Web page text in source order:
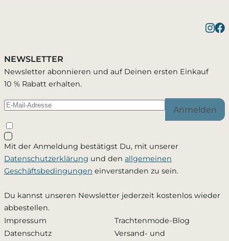
Warenkorb ansehen
Du wirst per E-Mail benachrichtigt, sobald der
Artikel wieder verfügbar ist.
Ja, ich möchte - jederzeit widerruflich - per Mail
informiert werden, sobald dieses Produkt wieder
verfügbar ist. Meine Mailadresse wird ausschließlich
weitergegeben. DieDatenschutzerklärunghabe ich
zur Kenntnis genommen.
NEWSLETTER
Newsletter abonnieren und auf Deinen ersten Einkauf
10 % Rabatt erhalten.
Anmelden
Mit der Anmeldung bestätigst Du, mit unserer
Datenschutzerklärung und den allgemeinen
Geschäftsbedingungen einverstanden zu sein.
Du kannst unseren Newsletter jederzeit kostenlos wieder
abbestellen.
Impressum
Datenschutz
Trachtenmode-Blog
Versand- und